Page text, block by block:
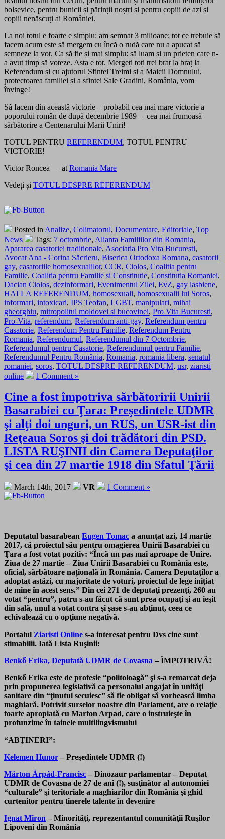
bolșevice, pentru bunicii și părinții noștri și pentru copiii de azi și
copiii nenăscuți ai României.
La noi totul e foarte e simplu: am semnat 3 milioane; tot ce trebuie să
facem acum este să mergem cu încă o rudă care nu a apucat să
semneze la vot. Ca să fie și mai simplu: să luam și un prieten care n-
a avut timp să voteze. Asta e tot. Mergeți toți trei braț la braț la
Referendum și cu ajutorul Sfintei Treimi și a Maicii Domnului,
protectoarea familiei și a sfintei Sale Gradini, România, vom
învinge!
Să facem din această victorie – probabil cea mai mare victorie a
poporului român de după decembrie 1989 – cea mai frumoasă
sărbătorire a Centenarului Marii Uniri!
TOTUL PENTRU REFERENDUM, TOTUL PENTRU
VICTORIE!
Victor Roncea — at Romania Mare
Vedeți și TOTUL DESPRE REFERENDUM
Posted in Analize, Colimatorul, Documentare, Editoriale, Top
News
Tags: 7 octombrie, Alianta Familiilor din Romania,
Apararea casatoriei traditionale, Asociatia Pro Vita Bucuresti,
Avocat Ana - Corina Săcrieru, Biserica Ortodoxa Romana, casatorii
gay, casatoriile homosexualilor, CCR, Ciolos, Coalitia pentru
Familie, Coalitia pentru Familie si Constitutie, Constitutia Romaniei,
Dacian Ciolos, dezinformari, Evenimentul Zilei, EvZ, gay lasbiene,
HAI LA REFERENDUM, homosexuali, homosexualii lui Soros,
informari, intoxicari, IPS Teofan, LGBT, manipulari, mihai
gheorghiu, mitropolitul moldovei si bucovinei, Pro Vita Bucuresti,
Pro-Vita, referendum, Referendum anti-gay, Referendum pentru
Casatorie, Referendum Pentru Familie, Referendum Pentru
Romania, Referendumul, Referendumul din 7 Octombrie,
Referendumul pentru Casatorie, Referendumul pentru Familie,
Referendumul Pentru România, Romania, romania libera, senatul
romaniei, soros, TOTUL DESPRE REFERENDUM, usr, ziaristi
online
1 Comment »
Cine a fost împotriva sărbătoririi Unirii
Basarabiei cu Ţara: Preşedintele UDMR
şi alţi doi unguri, un RUS, un USR-ist din
Reţeaua Soros şi doi trădători din PSD.
LISTA RUŞINII din Camera Deputaţilor
şi cea din 27 martie 1918 din Sfatul Ţării
March 14th, 2017 VR 1 Comment »
Deputatul basarabean Eugen Tomac a anunţat azi, 14 martie
2017, că proiectul său pentru omagierea Unirii Basarabiei cu
Ţara a fost votat pozitiv: “Încă un pas mai aproape de Unire.
Ziua de 27 martie – Ziua Unirii Basarabiei cu România este,
oficial, sărbătoare națională în România. Camera Deputaților a
adoptat astăzi, cu majoritate de voturi, proiectul de lege inițiat
de mine în acest sens.” Din cei 271 de deputaţi prezenţi, 260 au
votat “pentru”, patru s-au făcut că sunt prea ocupaţi şi au ieşit
din sală, unul a votat contra şi şase s-au abţinut, ceea ce
echivalează cu o opţiune negativă.
Portalul Ziaristi Online s-a interesat pentru Dvs cine sunt
stimabilii. Iată Lista Ruşinii:
Benkő Erika, Deputată UDMR de Covasna – ÎMPOTRIVĂ!
Benkő Erika este de profesie “politoloagă” şi s-a remarcat deja
prin propunerea legislativă ca personalul angajat în unităţi
sanitare din “ţinutul secuiesc” să fie obligat să vorbească limba
maghiară. Potrivit surselor noastre din Parlament, are o relaţie
foarte apropiată cu Marton Arpad, care o instruieşte în
profunzime în tainele multilingvismului
“ABŢINERI”:
Kelemen Hunor – Preşedintele UDMR (!)
Márton Árpád-Francisc – Dinozaur parlamentar – Deputat
UDMR de Covasna de 27 de ani (!), susţinător al autonomiei
“culturale” şi teritoriale a maghiarilor din România şi ghid
curtenitor pentru tinerele talente în devenire
Ignat Miron – Minorităţi, reprezentantul comunităţii Ruşilor
Lipoveni din România